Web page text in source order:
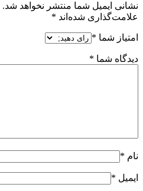
نشانی ایمیل شما منتشر نخواهد شد.
علامت‌گذاری شده‌اند *
امتیاز شما *
دیدگاه شما *
نام *
ایمیل *